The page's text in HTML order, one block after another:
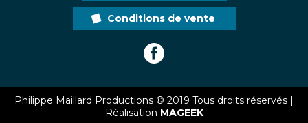
Conditions de vente
Philippe Maillard Productions © 2019 Tous droits réservés |
Réalisation MAGEEK